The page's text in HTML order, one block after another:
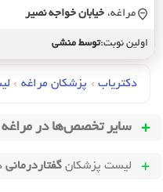
مراغه، خيابان خواجه نصير
اولین نوبت:توسط منشی
دکتریاب › پزشکان مراغه ›
سایر تخصص‌ها در مراغه
لیست پزشکان گفتاردرمانی